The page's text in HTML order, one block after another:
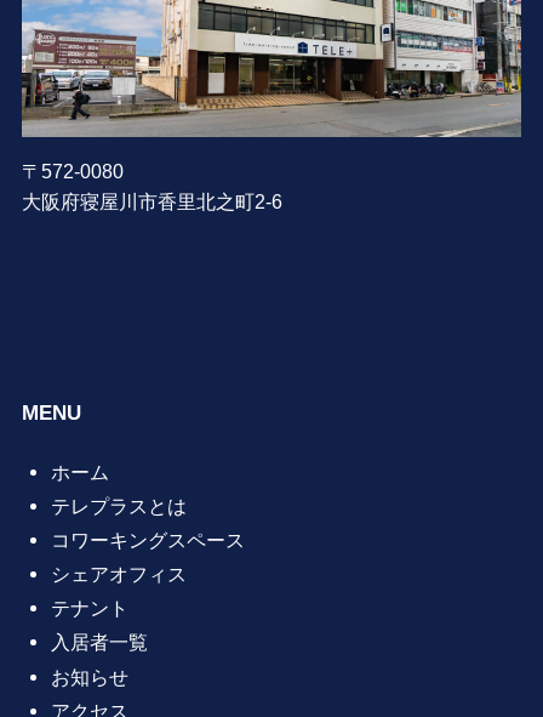
〒572-0080
大阪府寝屋川市香里北之町2-6
MENU
ホーム
テレプラスとは
コワーキングスペース
シェアオフィス
テナント
入居者一覧
お知らせ
アクセス